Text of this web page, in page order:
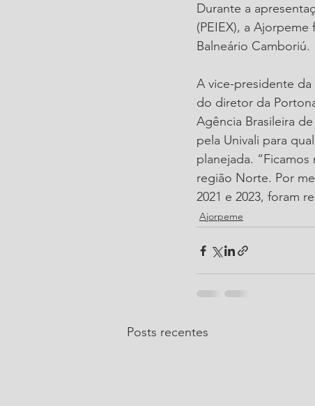
Durante a
(PEIEX), a
Balneário Camboriú.
A vice-presidente da
do diretor da
Agência Brasileira
pela Univali para
planejada.
região Norte. Por
2021 e 2023, foram
Ajorpeme
Posts recentes